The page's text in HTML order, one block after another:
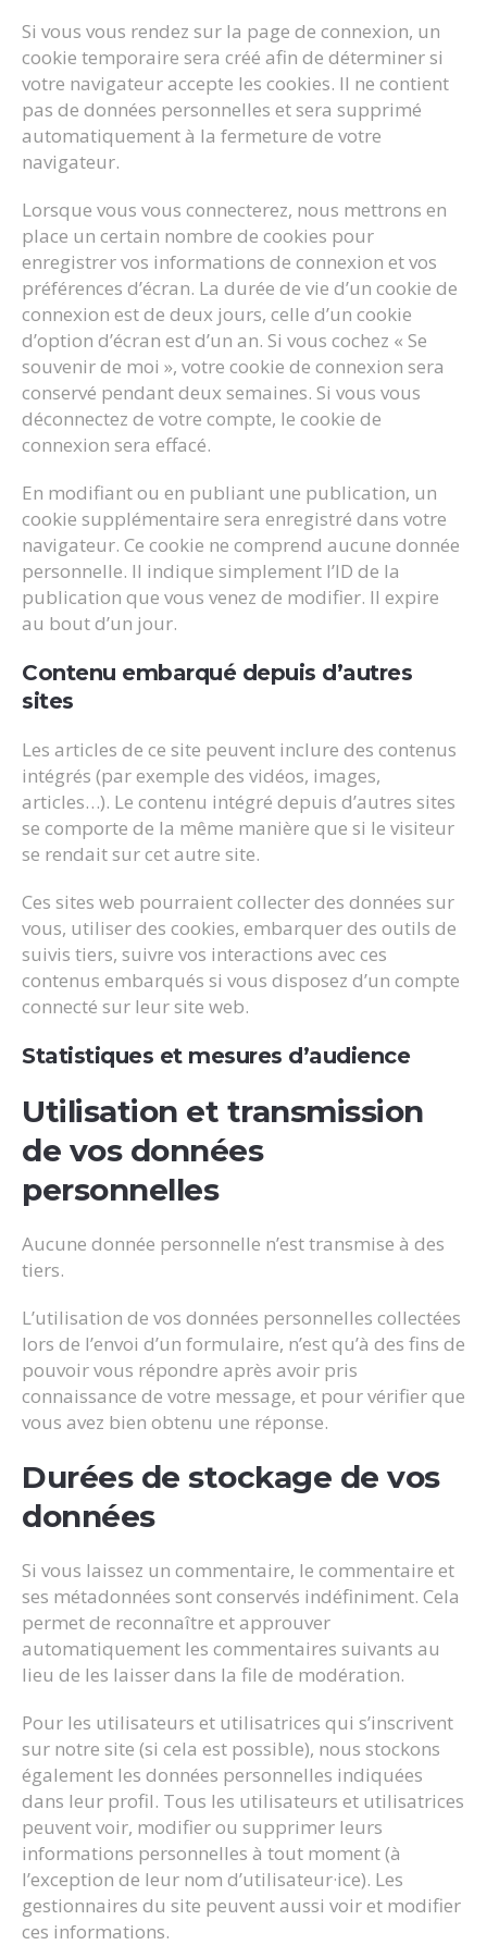
Si vous vous rendez sur la page de connexion, un
cookie temporaire sera créé afin de déterminer si
votre navigateur accepte les cookies. Il ne contient
pas de données personnelles et sera supprimé
automatiquement à la fermeture de votre
navigateur.
Lorsque vous vous connecterez, nous mettrons en
place un certain nombre de cookies pour
enregistrer vos informations de connexion et vos
préférences d’écran. La durée de vie d’un cookie de
connexion est de deux jours, celle d’un cookie
d’option d’écran est d’un an. Si vous cochez « Se
souvenir de moi », votre cookie de connexion sera
conservé pendant deux semaines. Si vous vous
déconnectez de votre compte, le cookie de
connexion sera effacé.
En modifiant ou en publiant une publication, un
cookie supplémentaire sera enregistré dans votre
navigateur. Ce cookie ne comprend aucune donnée
personnelle. Il indique simplement l’ID de la
publication que vous venez de modifier. Il expire
au bout d’un jour.
Contenu embarqué depuis d’autres
sites
Les articles de ce site peuvent inclure des contenus
intégrés (par exemple des vidéos, images,
articles…). Le contenu intégré depuis d’autres sites
se comporte de la même manière que si le visiteur
se rendait sur cet autre site.
Ces sites web pourraient collecter des données sur
vous, utiliser des cookies, embarquer des outils de
suivis tiers, suivre vos interactions avec ces
contenus embarqués si vous disposez d’un compte
connecté sur leur site web.
Statistiques et mesures d’audience
Utilisation et transmission
de vos données
personnelles
Aucune donnée personnelle n’est transmise à des
tiers.
L’utilisation de vos données personnelles collectées
lors de l’envoi d’un formulaire, n’est qu’à des fins de
pouvoir vous répondre après avoir pris
connaissance de votre message, et pour vérifier que
vous avez bien obtenu une réponse.
Durées de stockage de vos
données
Si vous laissez un commentaire, le commentaire et
ses métadonnées sont conservés indéfiniment. Cela
permet de reconnaître et approuver
automatiquement les commentaires suivants au
lieu de les laisser dans la file de modération.
Pour les utilisateurs et utilisatrices qui s’inscrivent
sur notre site (si cela est possible), nous stockons
également les données personnelles indiquées
dans leur profil. Tous les utilisateurs et utilisatrices
peuvent voir, modifier ou supprimer leurs
informations personnelles à tout moment (à
l’exception de leur nom d’utilisateur·ice). Les
gestionnaires du site peuvent aussi voir et modifier
ces informations.